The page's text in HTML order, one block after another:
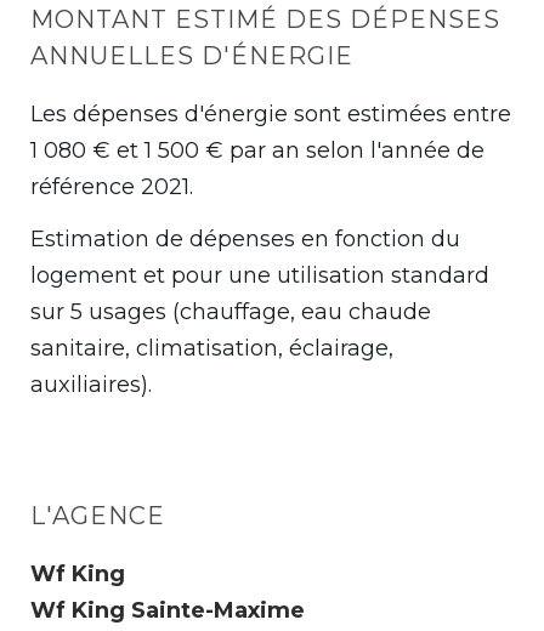
MONTANT ESTIMÉ DES DÉPENSES
ANNUELLES D'ÉNERGIE
Les dépenses d'énergie sont estimées entre
1 080 € et 1 500 € par an selon l'année de
référence 2021.
Estimation de dépenses en fonction du
logement et pour une utilisation standard
sur 5 usages (chauffage, eau chaude
sanitaire, climatisation, éclairage,
auxiliaires).
L'AGENCE
Wf King
Wf King Sainte-Maxime